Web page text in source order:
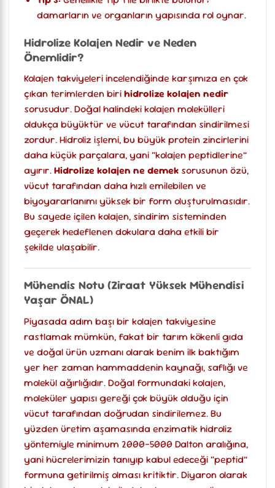
damarların ve organların yapısında rol oynar.
Hidrolize Kolajen Nedir ve Neden
Önemlidir?
Kolajen takviyeleri incelendiğinde karşımıza en çok
çıkan terimlerden birihidrolize kolajen nedir
sorusudur. Doğal halindeki kolajen molekülleri
oldukça büyüktür ve vücut tarafından sindirilmesi
zordur. Hidroliz işlemi, bu büyük protein zincirlerini
daha küçük parçalara, yani “kolajen peptidlerine”
ayırır.Hidrolize kolajen ne demeksorusunun özü,
vücut tarafından daha hızlı emilebilen ve
biyoyararlanımı yüksek bir form oluşturulmasıdır.
Bu sayede içilen kolajen, sindirim sisteminden
geçerek hedeflenen dokulara daha etkili bir
şekilde ulaşabilir.
Mühendis Notu (Ziraat Yüksek Mühendisi
Yaşar ÖNAL)
Piyasada adım başı bir kolajen takviyesine
rastlamak mümkün, fakat bir tarım kökenli gıda
ve doğal ürün uzmanı olarak benim ilk baktığım
yer her zaman hammaddenin kaynağı, saflığı ve
molekül ağırlığıdır. Doğal formundaki kolajen,
moleküler yapısı gereği çok büyük olduğu için
vücut tarafından doğrudan sindirilemez. Bu
yüzden üretim aşamasında enzimatik hidroliz
yöntemiyle minimum 2000-5000 Dalton aralığına,
yani hücrelerimizin tanıyıp kabul edeceği “peptid”
formuna getirilmiş olması kritiktir. Diyaron olarak